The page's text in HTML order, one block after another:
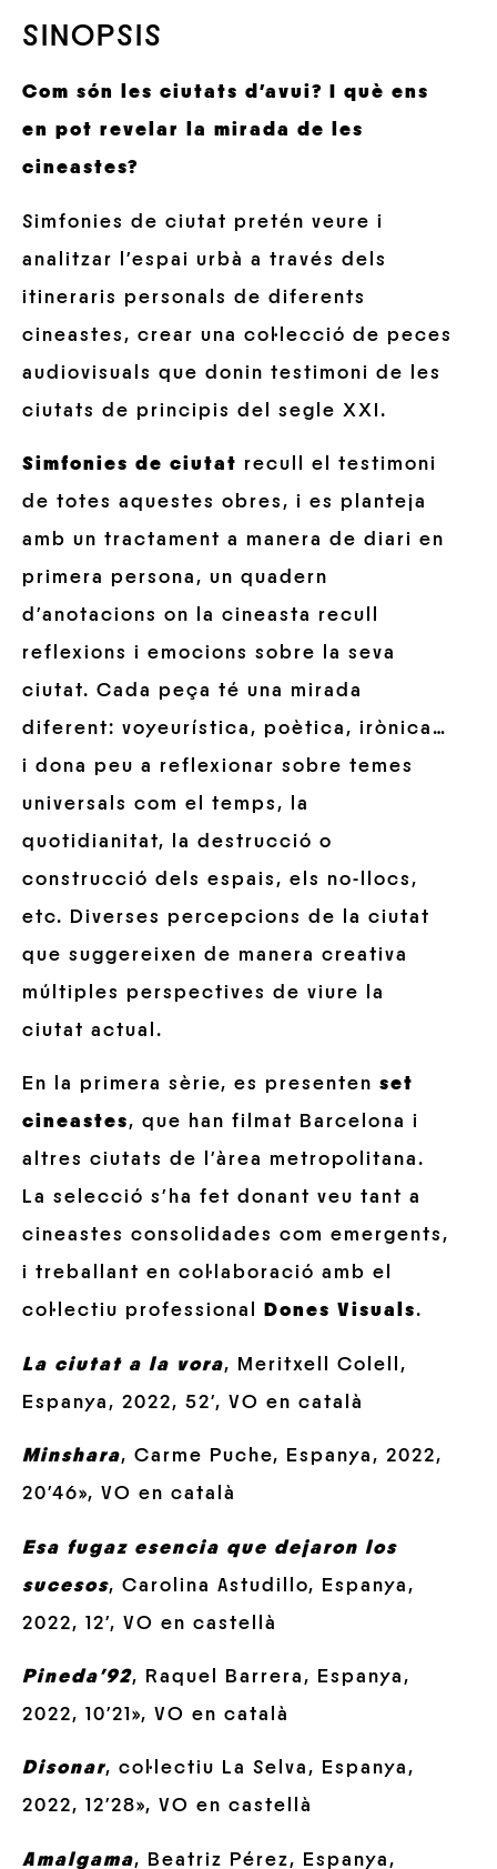
SINOPSIS
Com són les ciutats d’avui? I què ens
en pot revelar la mirada de les
cineastes?
Simfonies de ciutat pretén veure i
analitzar l’espai urbà a través dels
itineraris personals de diferents
cineastes, crear una col·lecció de peces
audiovisuals que donin testimoni de les
ciutats de principis del segle XXI.
Simfonies de ciutat recull el testimoni
de totes aquestes obres, i es planteja
amb un tractament a manera de diari en
primera persona, un quadern
d’anotacions on la cineasta recull
reflexions i emocions sobre la seva
ciutat. Cada peça té una mirada
diferent: voyeurística, poètica, irònica…
i dona peu a reflexionar sobre temes
universals com el temps, la
quotidianitat, la destrucció o
construcció dels espais, els no-llocs,
etc. Diverses percepcions de la ciutat
que suggereixen de manera creativa
múltiples perspectives de viure la
ciutat actual.
En la primera sèrie, es presenten set
cineastes, que han filmat Barcelona i
altres ciutats de l’àrea metropolitana.
La selecció s’ha fet donant veu tant a
cineastes consolidades com emergents,
i treballant en col·laboració amb el
col·lectiu professional
Dones Visuals.
La ciutat a la vora, Meritxell Colell,
Espanya, 2022, 52′, VO en català
Minshara, Carme Puche, Espanya, 2022,
20’46», VO en català
Esa fugaz esencia que dejaron los
sucesos, Carolina Astudillo, Espanya,
2022, 12′, VO en castellà
Pineda’92, Raquel Barrera, Espanya,
2022, 10’21», VO en català
Disonar, col·lectiu La Selva, Espanya,
2022, 12’28», VO en castellà
Amalgama, Beatriz Pérez, Espanya,